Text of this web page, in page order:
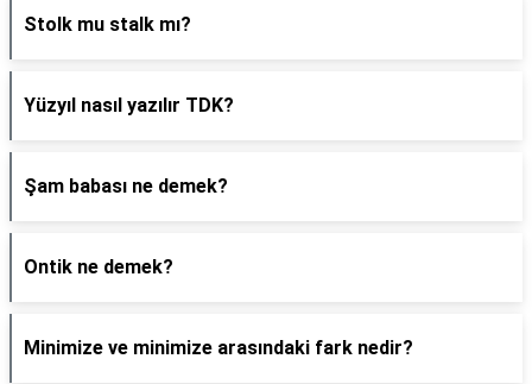
Stolk mu stalk mı?
Yüzyıl nasıl yazılır TDK?
Şam babası ne demek?
Ontik ne demek?
Minimize ve minimize arasındaki fark nedir?